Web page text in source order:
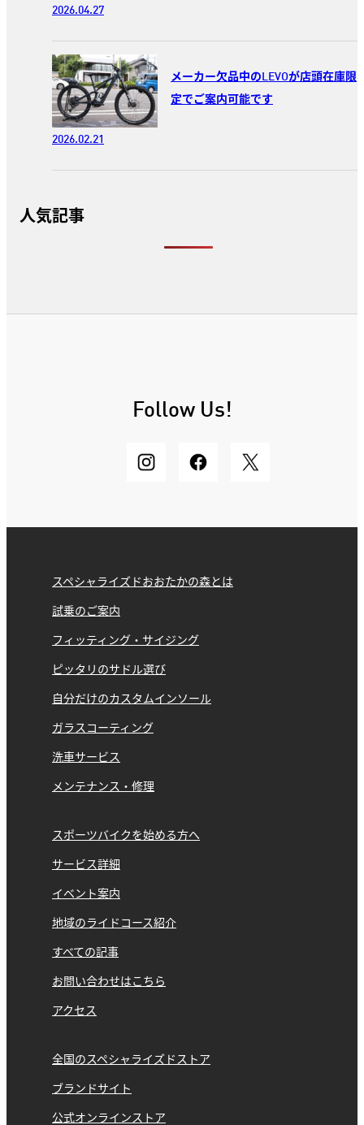
2026.04.27
メーカー欠品中のLEVOが店頭在庫限
定でご案内可能です
2026.02.21
人気記事
Follow Us!
スペシャライズドおおたかの森とは
試乗のご案内
フィッティング・サイジング
ピッタリのサドル選び
自分だけのカスタムインソール
ガラスコーティング
洗車サービス
メンテナンス・修理
スポーツバイクを始める方へ
サービス詳細
イベント案内
地域のライドコース紹介
すべての記事
お問い合わせはこちら
アクセス
全国のスペシャライズドストア
ブランドサイト
公式オンラインストア